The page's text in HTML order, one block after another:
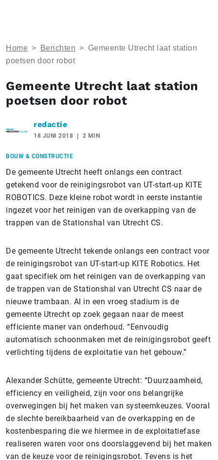
Home > Berichten > Gemeente Utrecht laat station
poetsen door robot
Gemeente Utrecht laat station
poetsen door robot
redactie
18 JUNI 2018 2 MIN
BOUW & CONSTRUCTIE
De gemeente Utrecht heeft onlangs een contract
getekend voor de reinigingsrobot van UT-start-up KITE
ROBOTICS. Deze kleine robot wordt in eerste instantie
ingezet voor het reinigen van de overkapping van de
trappen van de Stationshal van Utrecht CS.
De gemeente Utrecht tekende onlangs een contract voor
de reinigingsrobot van UT-start-up KITE Robotics. Het
gaat specifiek om het reinigen van de overkapping van
de trappen van de Stationshal van Utrecht CS naar de
nieuwe trambaan. Al in een vroeg stadium is de
gemeente Utrecht op zoek gegaan naar de meest
efficiente maner van onderhoud. “Eenvoudig
automatisch schoonmaken met de reinigingsrobot geeft
verlichting tijdens de exploitatie van het gebouw.”
Alexander Schütte, gemeente Utrecht: “Duurzaamheid,
efficiency en veiligheid, zijn voor ons belangrijke
overwegingen bij het maken van systeemkeuzes. Vooral
de slechte bereikbaarheid van de overkapping en de
kostenbesparing die we hiermee in de exploitatiefase
realiseren waren voor ons doorslaggevend bij het maken
van de keuze voor de reinigingsrobot. Tevens is het